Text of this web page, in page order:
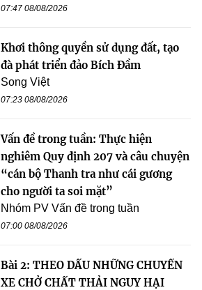
07:47 08/08/2026
Khơi thông quyền sử dụng đất, tạo
đà phát triển đảo Bích Đầm
Song Việt
07:23 08/08/2026
Vấn đề trong tuần: Thực hiện
nghiêm Quy định 207 và câu chuyện
“cán bộ Thanh tra như cái gương
cho người ta soi mặt”
Nhóm PV Vấn đề trong tuần
07:00 08/08/2026
Bài 2: THEO DẤU NHỮNG CHUYẾN
XE CHỞ CHẤT THẢI NGUY HẠI